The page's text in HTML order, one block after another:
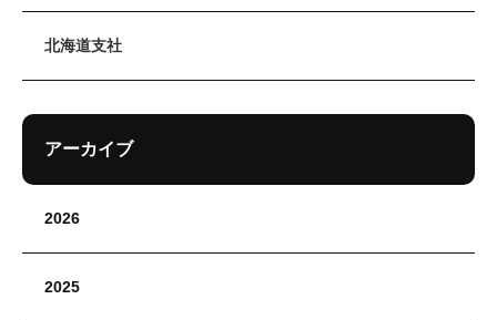
北海道支社
アーカイブ
2026
2025